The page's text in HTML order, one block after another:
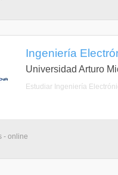
Ingeniería
Universidad Arturo
Estudiar Ingeniería
- online